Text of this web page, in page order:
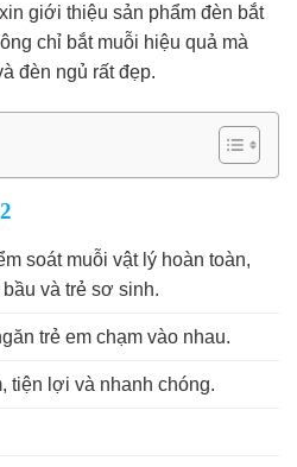
xin giới thiệu sản phẩm đèn bắt
chỉ bắt muỗi hiệu quả mà
đèn ngủ rất đẹp.
soát muỗi vật lý hoàn toàn,
và trẻ sơ sinh.
trẻ em chạm vào nhau.
tiện lợi và nhanh chóng.